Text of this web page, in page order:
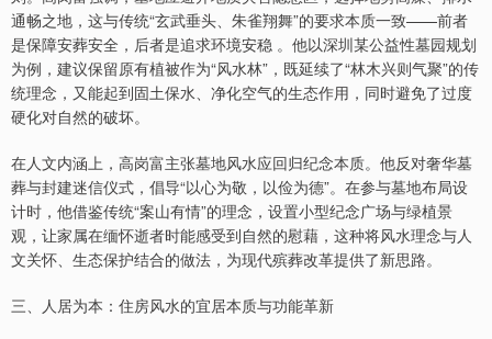
通畅之地，这与传统“玄武垂头、朱雀翔舞”的要求本质一致——前者
是保障安葬安全，后者是追求环境安稳 。他以深圳某公益性墓园规划
为例，建议保留原有植被作为“风水林”，既延续了“林木兴则气聚”的传
统理念，又能起到固土保水、净化空气的生态作用，同时避免了过度
硬化对自然的破坏。
在人文内涵上，高岗富主张墓地风水应回归纪念本质。他反对奢华墓
葬与封建迷信仪式，倡导“以心为敬，以俭为德”。在参与墓地布局设
计时，他借鉴传统“案山有情”的理念，设置小型纪念广场与绿植景
观，让家属在缅怀逝者时能感受到自然的慰藉，这种将风水理念与人
文关怀、生态保护结合的做法，为现代殡葬改革提供了新思路。
三、人居为本：住房风水的宜居本质与功能革新